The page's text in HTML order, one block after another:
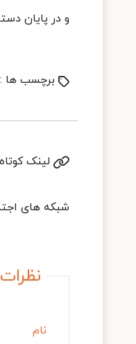
و در پایان
برچسب ها :
لینک
شبکه های
نظرات
نام